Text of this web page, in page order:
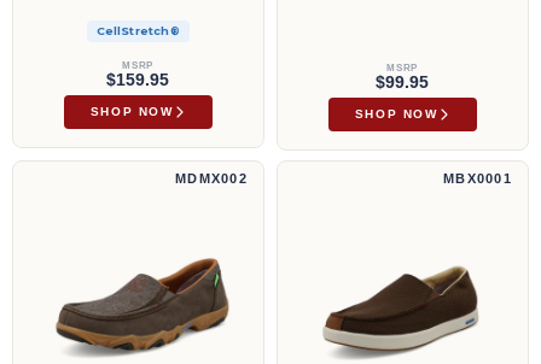
CellStretch®
MSRP
$159.95
SHOP NOW
MSRP
$99.95
SHOP NOW
Mocasines de conducción sin cordones | MDMX002
MDMX002
UltraLite X™ sin cordones | MBX0001
MBX0001